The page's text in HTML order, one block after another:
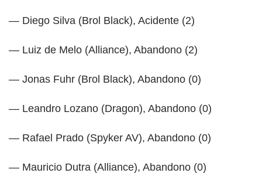
— Diego Silva (Brol Black), Acidente (2)
— Luiz de Melo (Alliance), Abandono (2)
— Jonas Fuhr (Brol Black), Abandono (0)
— Leandro Lozano (Dragon), Abandono (0)
— Rafael Prado (Spyker AV), Abandono (0)
— Mauricio Dutra (Alliance), Abandono (0)